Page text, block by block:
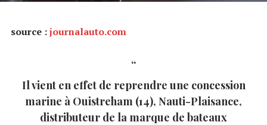
source :journalauto.com
Il vient en effet de reprendre une concession
marine à Ouistreham (14), Nauti-Plaisance,
distributeur de la marque de bateaux